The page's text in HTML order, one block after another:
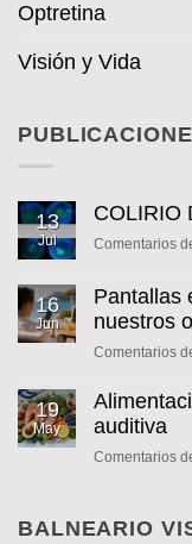
Optretina
Visión y Vida
13
Jul
COLIRIO
Comentarios
16
Jun
Pantallas
nuestros
Comentarios
19
May
auditiva
Comentarios
BALNEARIO